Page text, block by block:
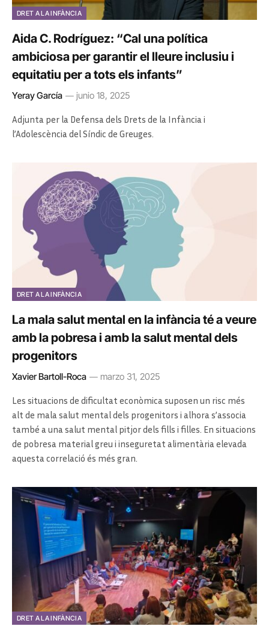
DRET A LA INFÀNCIA
Aida C. Rodríguez: “Cal una política
ambiciosa per garantir el lleure inclusiu i
equitatiu per a tots els infants”
Yeray García junio 18, 2025
Adjunta per la Defensa dels Drets de la Infància i
l’Adolescència del Síndic de Greuges.
DRET A LA INFÀNCIA
La mala salut mental en la infància té a veure
amb la pobresa i amb la salut mental dels
progenitors
Xavier Bartoll-Roca marzo 31, 2025
Les situacions de dificultat econòmica suposen un risc més
alt de mala salut mental dels progenitors i alhora s’associa
també a una salut mental pitjor dels fills i filles. En situacions
de pobresa material greu i inseguretat alimentària elevada
aquesta correlació és més gran.
DRET A LA INFÀNCIA